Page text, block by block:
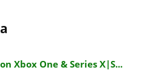
Xbox One & Series X|S...